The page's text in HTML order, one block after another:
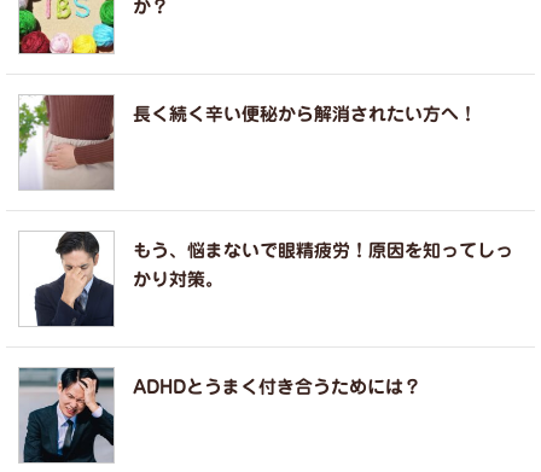
か？
長く続く辛い便秘から解消されたい方へ！
もう、悩まないで眼精疲労！原因を知ってしっ
かり対策。
ADHDとうまく付き合うためには？